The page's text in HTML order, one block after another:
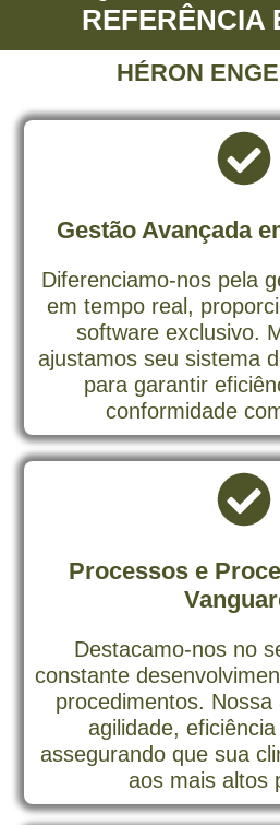
REFERÊNCIA
HÉRON
Gestão Avançada
Diferenciamo-nos pela
em tempo real,
software exclusivo.
ajustamos seu sistema
para garantir
conformidade
Processos e
Destacamo-nos no
constante
procedimentos.
agilidade,
assegurando que sua
aos mais altos